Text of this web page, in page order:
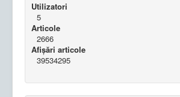
Utilizatori
5
Articole
2666
Afișări articole
39534295